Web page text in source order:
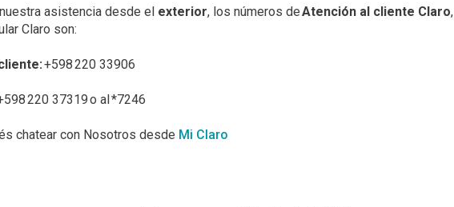
asistencia desde el exterior, los números deAtención al cliente Claro
Claro son:
+598 220 33906
220 37319 o al *7246
chatear con Nosotros desde Mi Claro